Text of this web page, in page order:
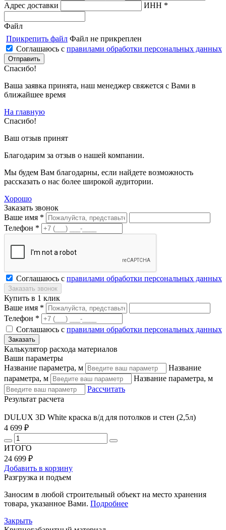
Адрес доставки
ИНН *
Файл
Прикрепить файл Файл не прикреплен
Соглашаюсь с правилами обработки персональных данных
Спасибо!
Ваша заявка принята, наш менеджер свяжется с Вами в
ближайшее время
На главную
Спасибо!
Ваш отзыв принят
Благодарим за отзыв о нашей компании.
Мы будем Вам благодарны, если найдете возможность
рассказать о нас более широкой аудитории.
Хорошо
Заказать звонок
Ваше имя *
Телефон *
Соглашаюсь с правилами обработки персональных данных
Купить в 1 клик
Ваше имя *
Телефон *
Соглашаюсь с правилами обработки персональных данных
Калькулятор расхода материалов
Ваши параметры
Название параметра, м
Название
параметра, м
Название параметра, м
Рассчитать
Результат расчета
DULUX 3D White краска в/д для потолков и стен (2,5л)
4 699 ₽
ИТОГО
24 699 ₽
Добавить в корзину
Разгрузка и подъем
Заносим в любой строительный объект на место хранения
товара, указанное Вами. Подробнее
Закрыть